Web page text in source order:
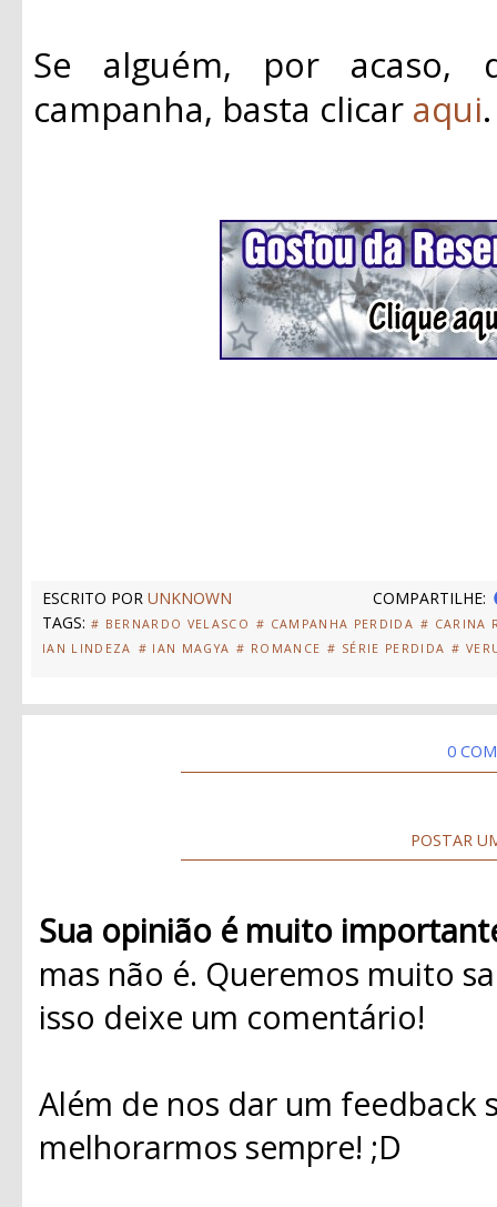
Se alguém, por acaso,
campanha, basta clicar aqui.
ESCRITO POR UNKNOWN
COMPARTILHE:
TAGS: # BERNARDO VELASCO # CAMPANHA PERDIDA # CARINA
IAN LINDEZA # IAN MAGYA # ROMANCE # SÉRIE PERDIDA #
0
POSTAR
Sua opinião é muito
mas não é. Queremos muito
isso deixe um comentário!
Além de nos dar um
melhorarmos sempre! ;D